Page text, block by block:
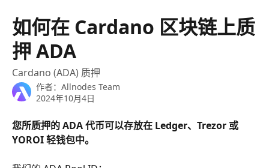
如何在 Cardano 区块链上质
押 ADA
Cardano (ADA) 质押
作者： Allnodes Team
2024年10月4日
您所质押的 ADA 代币可以存放在 Ledger、Trezor 或
YOROI 轻钱包中。